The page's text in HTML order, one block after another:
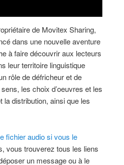
de Movitex Sharing,
dans une nouvelle aventure
à faire découvrir aux lecteurs
leur territoire linguistique
rôle de défricheur et de
les choix d’oeuvres et les
distribution, ainsi que les
fichier audio si vous le
vous trouverez tous les liens
un message ou à le